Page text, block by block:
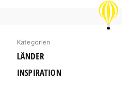
Kategorien
LÄNDER
INSPIRATION